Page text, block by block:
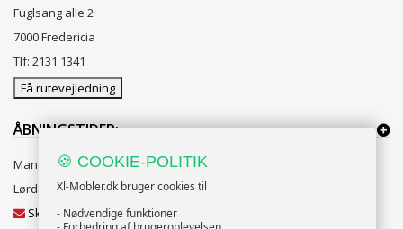
Fuglsang alle 2
7000 Fredericia
Tlf: 2131 1341
Få rutevejledning
ÅBNINGSTIDER:
Mandag til Fredag 10:00 til 18:00
Lørdag og Søndag 10:00 til 16:00
Skriv til vores kundeservice
🍪 COOKIE-POLITIK
Xl-Mobler.dk bruger cookies til
- Nødvendige funktioner